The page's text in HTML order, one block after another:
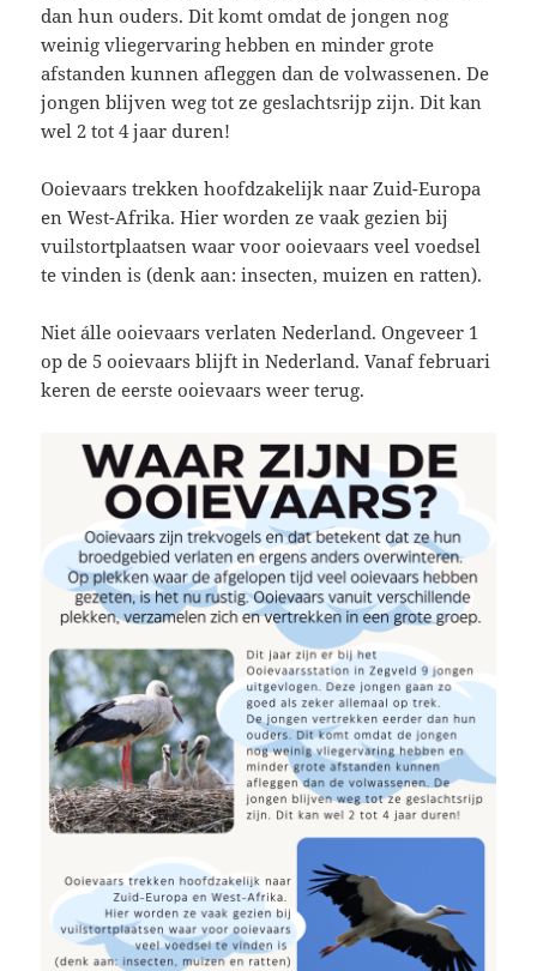
dan hun ouders. Dit komt omdat de jongen nog
weinig vliegervaring hebben en minder grote
afstanden kunnen afleggen dan de volwassenen. De
jongen blijven weg tot ze geslachtsrijp zijn. Dit kan
wel 2 tot 4 jaar duren!
Ooievaars trekken hoofdzakelijk naar Zuid-Europa
en West-Afrika. Hier worden ze vaak gezien bij
vuilstortplaatsen waar voor ooievaars veel voedsel
te vinden is (denk aan: insecten, muizen en ratten).
Niet álle ooievaars verlaten Nederland. Ongeveer 1
op de 5 ooievaars blijft in Nederland. Vanaf februari
keren de eerste ooievaars weer terug.